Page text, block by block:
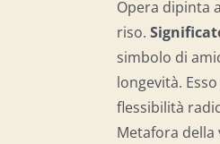
Opera dipinta
riso.
simbolo di
longevità.
flessibilità
Metafora della